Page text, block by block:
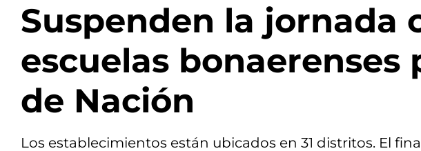
Suspenden la jornada
escuelas bonaerenses
de Nación
Los establecimientos están ubicados en 31 distritos. El